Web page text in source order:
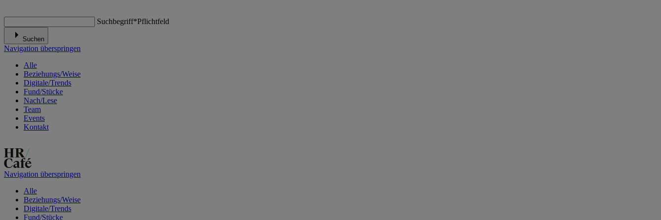
Suchbegriff*Pflichtfeld
Suchen
Navigation überspringen
Alle
Beziehungs/Weise
Digitale/Trends
Fund/Stücke
Nach/Lese
Team
Events
Kontakt
Navigation überspringen
Alle
Beziehungs/Weise
Digitale/Trends
Fund/Stücke